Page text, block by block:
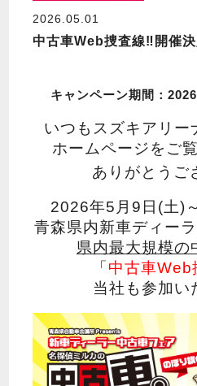
2026.05.01
中古車Web捜査線‼開催
キャンペーン期間：
いつもスズキアリー
ホームページをご
ありがとうご
2026年5月9日(土)
青森県内新車ディー
県内最大規模の
「 中古車Web
当社も参加い